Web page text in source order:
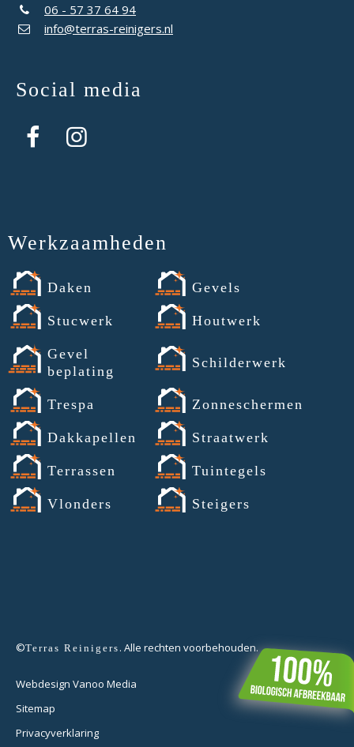
06 - 57 37 64 94
info@terras-reinigers.nl
Social media
Werkzaamheden
Daken Gevels
Stucwerk Houtwerk
Gevel
beplating
Schilderwerk
Trespa Zonneschermen
Dakkapellen Straatwerk
Terrassen Tuintegels
Vlonders Steigers
©Terras Reinigers . Alle rechten voorbehouden.
Webdesign Vanoo Media
Sitemap
Privacyverklaring